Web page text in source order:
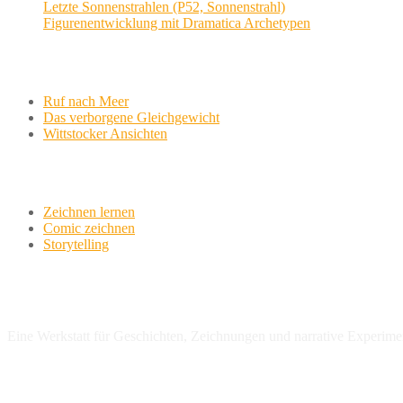
Letzte Sonnenstrahlen (P52, Sonnenstrahl)
Figurenentwicklung mit Dramatica Archetypen
Ruf nach Meer
Das verborgene Gleichgewicht
Wittstocker Ansichten
Zeichnen lernen
Comic zeichnen
Storytelling